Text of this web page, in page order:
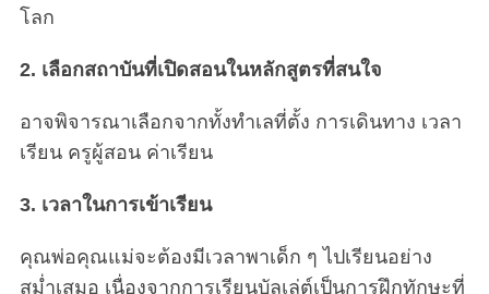
โลก
2. เลือกสถาบันที่เปิดสอนในหลักสูตรที่สนใจ
อาจพิจารณาเลือกจากทั้งทำเลที่ตั้ง การเดินทาง เวลา
เรียน ครูผู้สอน ค่าเรียน
3. เวลาในการเข้าเรียน
คุณพ่อคุณแม่จะต้องมีเวลาพาเด็ก ๆ ไปเรียนอย่าง
สม่ำเสมอ เนื่องจากการเรียนบัลเล่ต์เป็นการฝึกทักษะที่